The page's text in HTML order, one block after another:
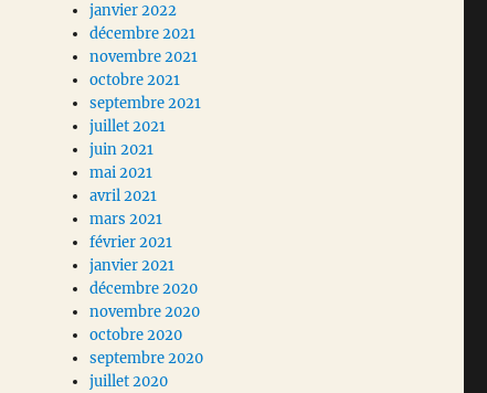
janvier 2022
décembre 2021
novembre 2021
octobre 2021
septembre 2021
juillet 2021
juin 2021
mai 2021
avril 2021
mars 2021
février 2021
janvier 2021
décembre 2020
novembre 2020
octobre 2020
septembre 2020
juillet 2020